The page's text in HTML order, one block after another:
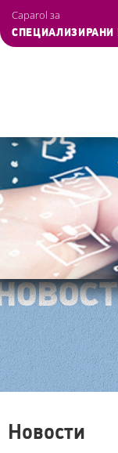
to
main
content
Caparol за
СПЕЦИАЛИЗИРАНИ
Новости
Управление на